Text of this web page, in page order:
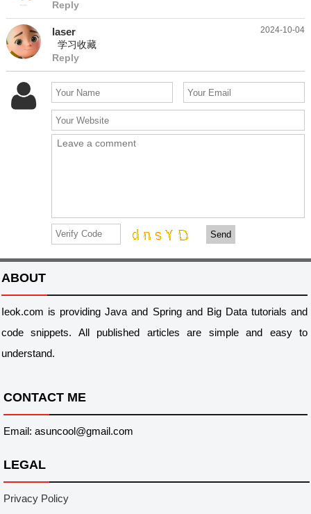
Reply
2024-10-04
laser
学习收藏
Reply
Send
ABOUT
Ieok.com is providing Java and Spring and Big Data tutorials and
code snippets. All published articles are simple and easy to
understand.
CONTACT ME
Email: asuncool@gmail.com
LEGAL
Privacy Policy